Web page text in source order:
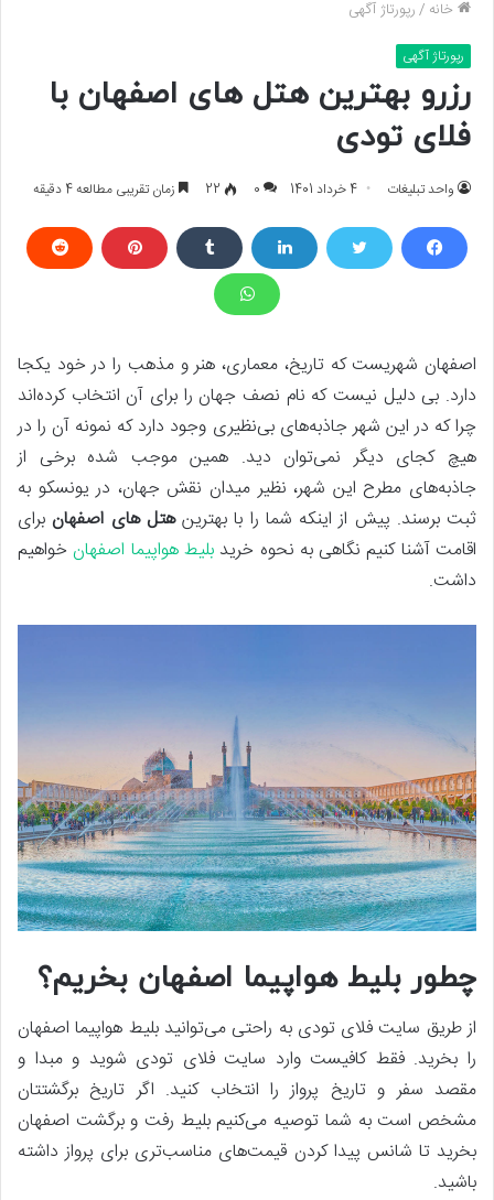
خانه /رپورتاژ آگهی
رپورتاژ آگهی
رزرو بهترین هتل های اصفهان با
فلای تودی
واحد تبلیغات 4 خرداد 1401 0
22 زمان تقریبی مطالعه 4 دقیقه
اصفهان شهریست که تاریخ، معماری، هنر و مذهب را در خود یکجا
دارد. بی دلیل نیست که نام نصف جهان را برای آن انتخاب کرده‌اند
چرا که در این شهر جاذبه‌های بی‌نظیری وجود دارد که نمونه آن را در
هیچ کجای دیگر نمی‌توان دید. همین موجب شده برخی از
جاذبه‌های مطرح این شهر، نظیر میدان نقش جهان، در یونسکو به
ثبت برسند. پیش از اینکه شما را با بهترینهتل های اصفهان برای
اقامت آشنا کنیم نگاهی به نحوه خریدبلیط هواپیما اصفهان خواهیم
داشت.
چطور بلیط هواپیما اصفهان بخریم؟
از طریق سایت فلای تودی به راحتی می‌توانید بلیط هواپیما اصفهان
را بخرید. فقط کافیست وارد سایت فلای تودی شوید و مبدا و
مقصد سفر و تاریخ پرواز را انتخاب کنید. اگر تاریخ برگشتتان
مشخص است به شما توصیه می‌کنیم بلیط رفت و برگشت اصفهان
بخرید تا شانس پیدا کردن قیمت‌های مناسب‌تری برای پرواز داشته
باشید.